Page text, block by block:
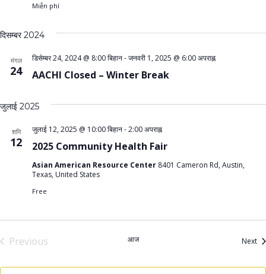
Miễn phí
दिसम्बर 2024
मंगल
24 AACHI Closed – Winter Break
डिसेम्बर 24, 2024 @ 8:00 बिहान-जनवरी 1, 2025 @ 6:00 अपराह्न
जुलाई 2025
शनि
12 2025 Community Health Fair
जुलाई 12, 2025 @ 10:00 बिहान-2:00 अपराह्न
Asian American Resource Center 8401 Cameron Rd, Austin,
Texas, United States
Free
Previous
आज Next